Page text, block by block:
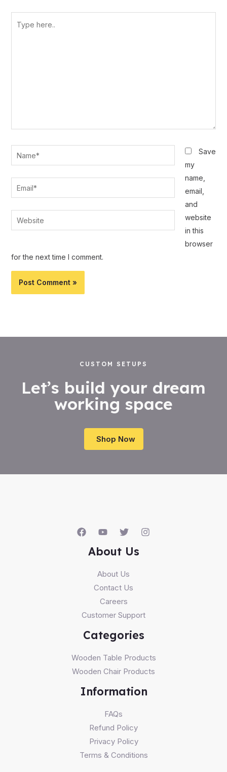
here..
Name*
Email*
Website
Save
my
name,
email,
and
website
in this
browser
for the next time I comment.
CUSTOM SETUPS
Let’s build your dream
working space
Shop Now
About Us
About Us
Contact Us
Careers
Customer Support
Categories
Wooden Table Products
Wooden Chair Products
Information
FAQs
Refund Policy
Privacy Policy
Terms & Conditions